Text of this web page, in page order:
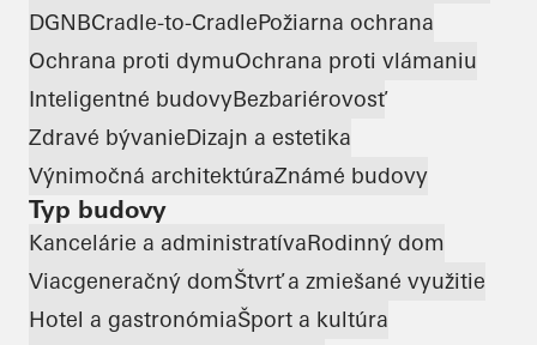
DGNBCradle-to-CradlePožiarna ochrana
Ochrana proti dymuOchrana proti vlámaniu
Inteligentné budovyBezbariérovosť
Zdravé bývanieDizajn a estetika
Výnimočná architektúraZnámé budovy
Typ budovy
Kancelárie a administratívaRodinný dom
Viacgeneračný domŠtvrť a zmiešané využitie
Hotel a gastronómiaŠport a kultúra